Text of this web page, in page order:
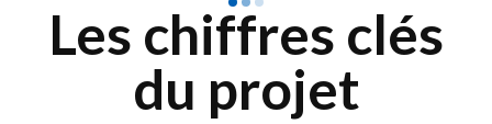
Les chiffres clés
du projet